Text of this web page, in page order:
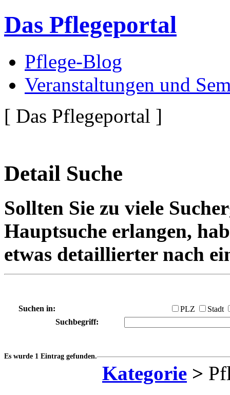
Das Pflegeportal
Pflege-Blog
Veranstaltungen und
[ Das Pflegeportal ]
Detail Suche
Sollten Sie zu viele
Hauptsuche erlangen,
etwas detaillierter nach
Suchen in: PLZ
Stadt
Suchbegriff:
Es wurde 1 Eintrag gefunden.
Kategorie >